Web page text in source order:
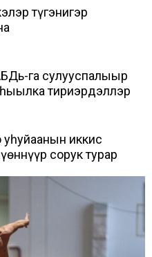
түгэнигэр
га сулууспалыыр
тириэрдэллэр
уһуйаанын иккис
сорук турар